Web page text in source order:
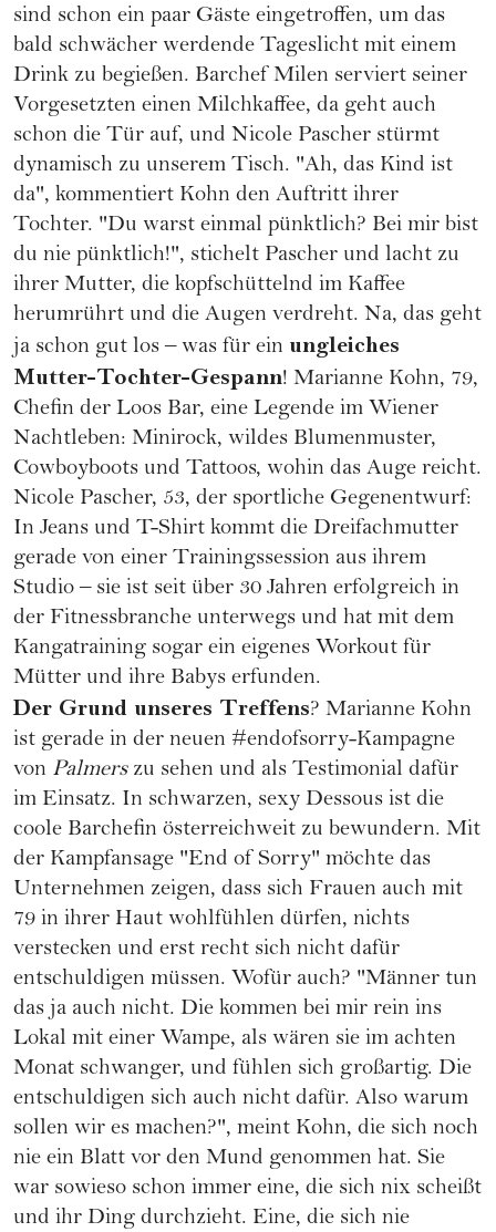
sind schon ein paar Gäste eingetroffen, um das
bald schwächer werdende Tageslicht mit einem
Drink zu begießen. Barchef Milen serviert seiner
Vorgesetzten einen Milchkaffee, da geht auch
schon die Tür auf, und Nicole Pascher stürmt
dynamisch zu unserem Tisch. "Ah, das Kind ist
da", kommentiert Kohn den Auftritt ihrer
Tochter. "Du warst einmal pünktlich? Bei mir bist
du nie pünktlich!", stichelt Pascher und lacht zu
ihrer Mutter, die kopfschüttelnd im Kaffee
herumrührt und die Augen verdreht. Na, das geht
ja schon gut los – was für ein ungleiches
Mutter-Tochter-Gespann! Marianne Kohn, 79,
Chefin der Loos Bar, eine Legende im Wiener
Nachtleben: Minirock, wildes Blumenmuster,
Cowboyboots und Tattoos, wohin das Auge reicht.
Nicole Pascher, 53, der sportliche Gegenentwurf:
In Jeans und T-Shirt kommt die Dreifachmutter
gerade von einer Trainingssession aus ihrem
Studio – sie ist seit über 30 Jahren erfolgreich in
der Fitnessbranche unterwegs und hat mit dem
Kangatraining sogar ein eigenes Workout für
Mütter und ihre Babys erfunden.
Der Grund unseres Treffens? Marianne Kohn
ist gerade in der neuen #endofsorry-Kampagne
von Palmerszu sehen und als Testimonial dafür
im Einsatz. In schwarzen, sexy Dessous ist die
coole Barchefin österreichweit zu bewundern. Mit
der Kampfansage "End of Sorry" möchte das
Unternehmen zeigen, dass sich Frauen auch mit
79 in ihrer Haut wohlfühlen dürfen, nichts
verstecken und erst recht sich nicht dafür
entschuldigen müssen. Wofür auch? "Männer tun
das ja auch nicht. Die kommen bei mir rein ins
Lokal mit einer Wampe, als wären sie im achten
Monat schwanger, und fühlen sich großartig. Die
entschuldigen sich auch nicht dafür. Also warum
sollen wir es machen?", meint Kohn, die sich noch
nie ein Blatt vor den Mund genommen hat. Sie
war sowieso schon immer eine, die sich nix scheißt
und ihr Ding durchzieht. Eine, die sich nie